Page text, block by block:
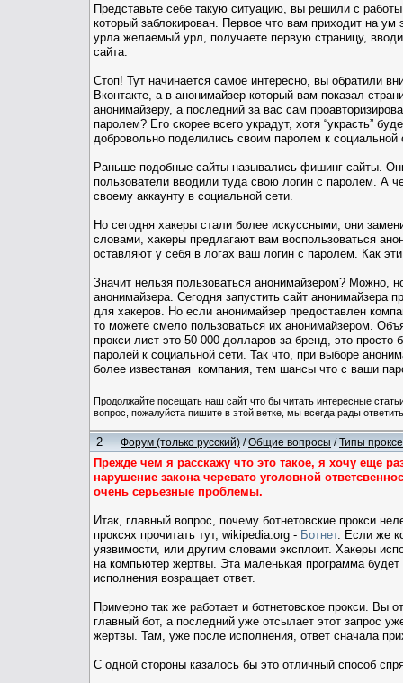
Представьте себе такую ситуацию, вы решили с
который заблокирован. Первое что вам приходит на
урла желаемый урл, получаете первую страницу,
сайта.
Стоп! Тут начинается самое интересно, вы обратили
Вконтакте, а в анонимайзер который вам показал
анонимайзеру, а последний за вас сам
паролем? Его скорее всего украдут, хотя “украсть”
добровольно поделились своим паролем к
Раньше подобные сайты назывались фишинг сайты.
пользователи вводили туда свою логин с паролем. А
своему аккаунту в социальной сети.
Но сегодня хакеры стали более искуссными, они
словами, хакеры предлагают вам воспользоваться
оставляют у себя в логах ваш логин с паролем. Как
Значит нельзя пользоваться анонимайзером? Можно,
анонимайзера. Сегодня запустить сайт анонимайзера
для хакеров. Но если анонимайзер предоставлен
то можете смело пользоваться их анонимайзером.
прокси лист это 50 000 долларов за бренд, это просто
паролей к социальной сети. Так что, при выборе
более известаная компания, тем шансы что с ваши
Продолжайте посещать наш сайт что бы читать интересные
вопрос, пожалуйста пишите в этой ветке, мы всегда рады
2 Форум (только русский) /Общие вопросы /Типы
Прежде чем я расскажу что это такое, я хочу еще
нарушение закона черевато уголовной
очень серьезные проблемы.
Итак, главный вопрос, почему ботнетовские прокси
проксях прочитать тут, wikipedia.org - Ботнет. Если же
уязвимости, или другим словами эксплоит. Хакеры
на компьютер жертвы. Эта маленькая программа
исполнения возращает ответ.
Примерно так же работает и ботнетовское прокси. Вы
главный бот, а последний уже отсылает этот запрос
жертвы. Там, уже после исполнения, ответ сначала
С одной стороны казалось бы это отличный способ